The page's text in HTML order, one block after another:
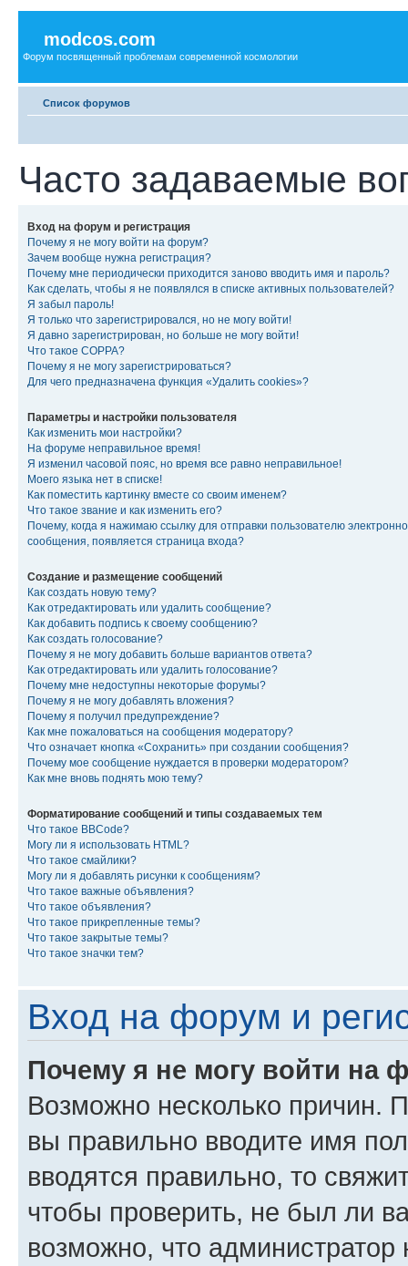
modcos.com
Форум посвященный проблемам современной космологии
Список форумов
Часто задаваемые
Вход на форум и регистрация
Почему я не могу войти на форум?
Зачем вообще нужна регистрация?
Почему мне периодически приходится заново вводить имя и пароль?
Как сделать, чтобы я не появлялся в списке активных пользователей?
Я забыл пароль!
Я только что зарегистрировался, но не могу войти!
Я давно зарегистрирован, но больше не могу войти!
Что такое COPPA?
Почему я не могу зарегистрироваться?
Для чего предназначена функция «Удалить cookies»?
Параметры и настройки пользователя
Как изменить мои настройки?
На форуме неправильное время!
Я изменил часовой пояс, но время все равно неправильное!
Моего языка нет в списке!
Как поместить картинку вместе со своим именем?
Что такое звание и как изменить его?
Почему, когда я нажимаю ссылку для отправки пользователю
сообщения, появляется страница входа?
Создание и размещение сообщений
Как создать новую тему?
Как отредактировать или удалить сообщение?
Как добавить подпись к своему сообщению?
Как создать голосование?
Почему я не могу добавить больше вариантов ответа?
Как отредактировать или удалить голосование?
Почему мне недоступны некоторые форумы?
Почему я не могу добавлять вложения?
Почему я получил предупреждение?
Как мне пожаловаться на сообщения модератору?
Что означает кнопка «Сохранить» при создании сообщения?
Почему мое сообщение нуждается в проверки модератором?
Как мне вновь поднять мою тему?
Форматирование сообщений и типы создаваемых тем
Что такое BBCode?
Могу ли я использовать HTML?
Что такое смайлики?
Могу ли я добавлять рисунки к сообщениям?
Что такое важные объявления?
Что такое объявления?
Что такое прикрепленные темы?
Что такое закрытые темы?
Что такое значки тем?
Вход на форум и
Почему я не могу войти на
Возможно несколько причин.
вы правильно вводите имя
вводятся правильно, то
чтобы проверить, не был ли
возможно, что администратор